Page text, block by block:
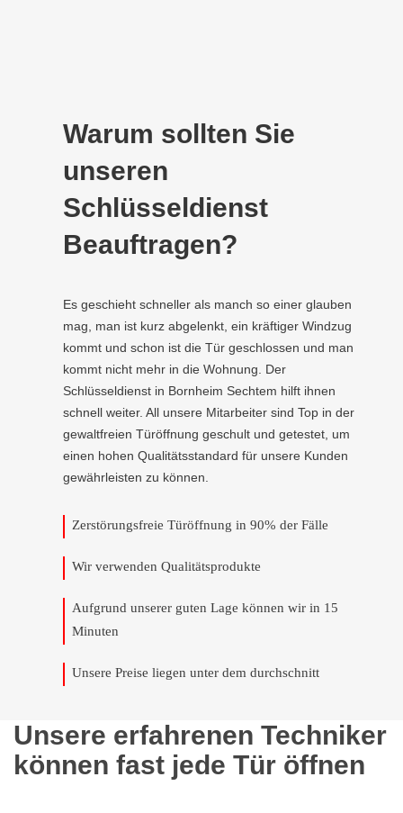
Warum sollten Sie
unseren
Schlüsseldienst
Beauftragen?
Es geschieht schneller als manch so einer glauben
mag, man ist kurz abgelenkt, ein kräftiger Windzug
kommt und schon ist die Tür geschlossen und man
kommt nicht mehr in die Wohnung. Der
Schlüsseldienst in Bornheim Sechtem hilft ihnen
schnell weiter. All unsere Mitarbeiter sind Top in der
gewaltfreien Türöffnung geschult und getestet, um
einen hohen Qualitätsstandard für unsere Kunden
gewährleisten zu können.
Zerstörungsfreie Türöffnung in 90% der Fälle
Wir verwenden Qualitätsprodukte
Aufgrund unserer guten Lage können wir in 15
Minuten
Unsere Preise liegen unter dem durchschnitt
Unsere erfahrenen Techniker
können fast jede Tür öffnen